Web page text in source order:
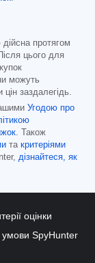
протягом
цього для
можуть
заздалегідь.
Угодою про
. Також
та критеріями
дізнайтеся, як
оцінки
умови SpyHunter